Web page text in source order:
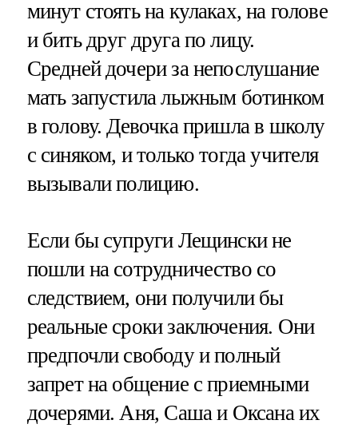
минут стоять на кулаках, на голове
и бить друг друга по лицу.
Средней дочери за непослушание
мать запустила лыжным ботинком
в голову. Девочка пришла в школу
с синяком, и только тогда учителя
вызывали полицию.
Если бы супруги Лещински не
пошли на сотрудничество со
следствием, они получили бы
реальные сроки заключения. Они
предпочли свободу и полный
запрет на общение с приемными
дочерями. Аня, Саша и Оксана их